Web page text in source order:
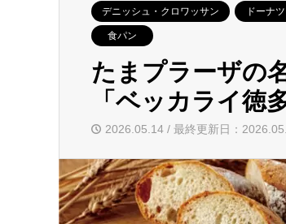
デニッシュ・クロワッサン ドーナツ
食パン
たまプラーザの
「ベッカライ徳
2026.05.14 / 最終更新日：